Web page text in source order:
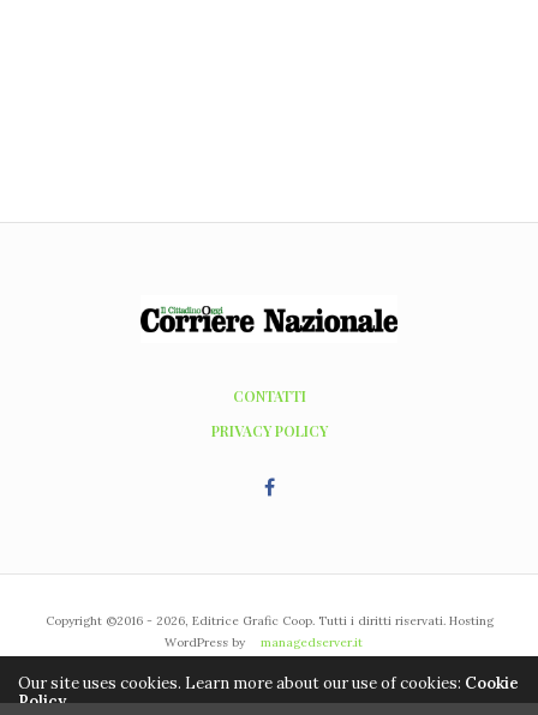
CONTATTI
PRIVACY POLICY
Copyright ©2016 - 2026, Editrice Grafic Coop. Tutti i diritti riservati. Hosting
WordPress by
managedserver.it
Our site uses cookies. Learn more about our use of cookies: Cookie
Policy